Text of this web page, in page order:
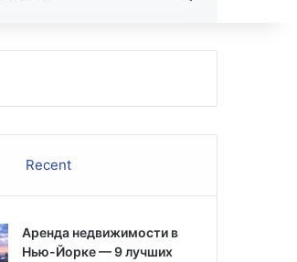
Recent
Аренда недвижимости в
Нью-Йорке — 9 лучших